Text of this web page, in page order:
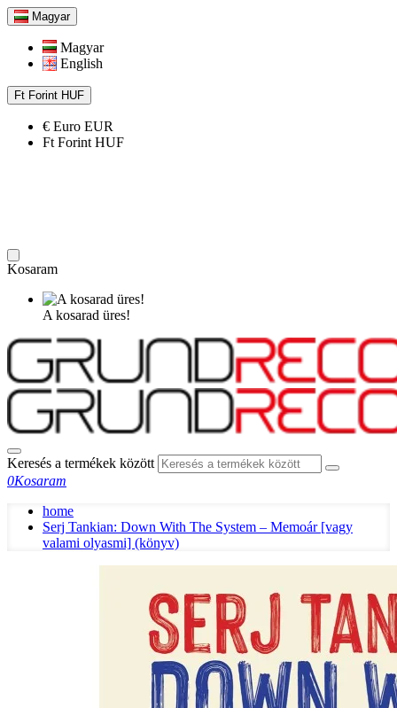
Magyar
Magyar
English
Ft Forint HUF
€ Euro EUR
Ft Forint HUF
Kosaram
A kosarad üres!
Keresés a termékek között
0Kosaram
home
Serj Tankian: Down With The System – Memoár [vagy
valami olyasmi] (könyv)